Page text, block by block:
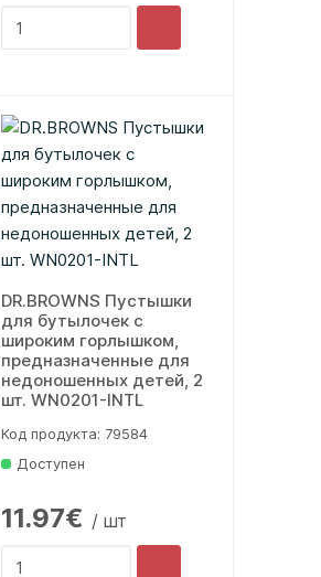
DR.BROWNS Пустышки
для бутылочек с
широким горлышком,
предназначенные для
недоношенных детей, 2
шт. WN0201-INTL
Код продукта: 79584
Доступен
11.97€ / шт